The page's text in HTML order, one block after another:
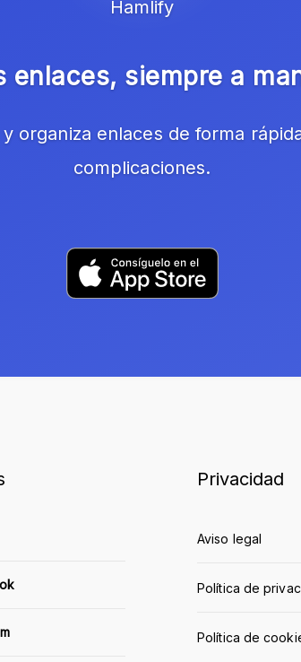
Hamlify
enlaces, siempre a
y organiza enlaces de forma
complicaciones.
Privacidad
Aviso legal
Política de
Política de